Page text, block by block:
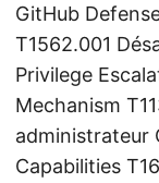
GitHub
T1562.001
Privilege
Mechanism
administrateur
Capabilities